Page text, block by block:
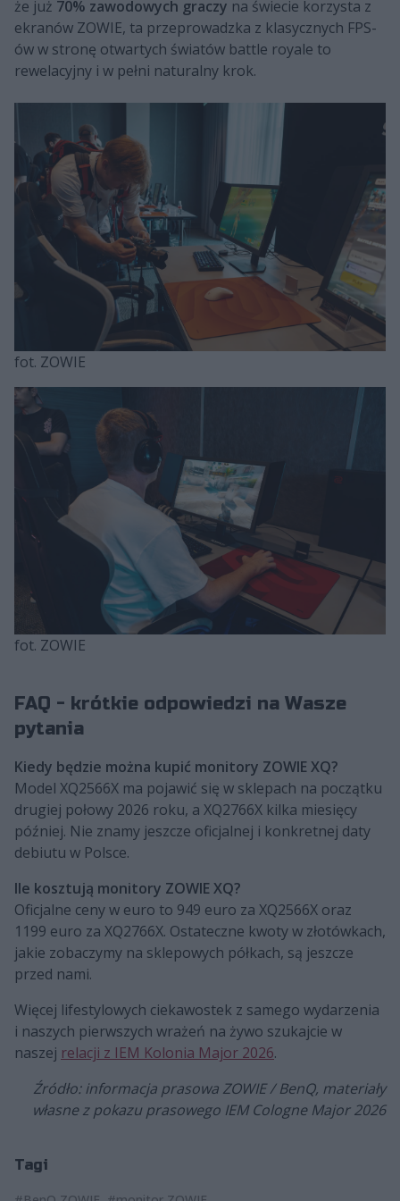
że już 70% zawodowych graczy na świecie korzysta z
ekranów ZOWIE, ta przeprowadzka z klasycznych FPS-
ów w stronę otwartych światów battle royale to
rewelacyjny i w pełni naturalny krok.
fot. ZOWIE
fot. ZOWIE
FAQ - krótkie odpowiedzi na Wasze
pytania
Kiedy będzie można kupić monitory ZOWIE XQ?
Model XQ2566X ma pojawić się w sklepach na początku
drugiej połowy 2026 roku, a XQ2766X kilka miesięcy
później. Nie znamy jeszcze oficjalnej i konkretnej daty
debiutu w Polsce.
Ile kosztują monitory ZOWIE XQ?
Oficjalne ceny w euro to 949 euro za XQ2566X oraz
1199 euro za XQ2766X. Ostateczne kwoty w złotówkach,
jakie zobaczymy na sklepowych półkach, są jeszcze
przed nami.
Więcej lifestylowych ciekawostek z samego wydarzenia
i naszych pierwszych wrażeń na żywo szukajcie w
naszej relacji z IEM Kolonia Major 2026.
Źródło: informacja prasowa ZOWIE / BenQ, materiały
własne z pokazu prasowego IEM Cologne Major 2026
Tagi